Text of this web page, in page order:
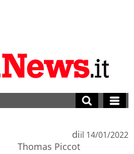
di
Thomas Piccot
il 14/01/2022